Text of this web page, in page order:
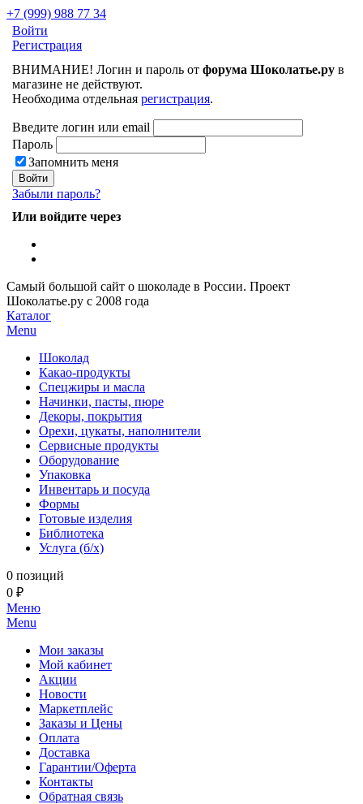
+7 (999) 988 77 34
Войти
Регистрация
ВНИМАНИЕ! Логин и пароль от форума Шоколатье.ру в
магазине не действуют.
Необходима отдельная регистрация.
Введите логин или email
Пароль
Запомнить меня
Забыли пароль?
Или войдите через
Самый большой сайт о шоколаде в России. Проект
Шоколатье.ру с 2008 года
Каталог
Menu
Шоколад
Какао-продукты
Спецжиры и масла
Начинки, пасты, пюре
Декоры, покрытия
Орехи, цукаты, наполнители
Сервисные продукты
Оборудование
Упаковка
Инвентарь и посуда
Формы
Готовые изделия
Библиотека
Услуга (б/х)
0 позиций
0 ₽
Меню
Menu
Мои заказы
Мой кабинет
Акции
Новости
Маркетплейс
Заказы и Цены
Оплата
Доставка
Гарантии/Оферта
Контакты
Обратная связь